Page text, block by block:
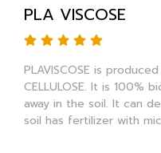
PLA VISCOSE
PLAVISCOSE is
CELLULOSE. It is 100%
away in the soil. It can
soil has fertilizer with